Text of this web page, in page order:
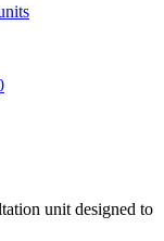
unit designed to